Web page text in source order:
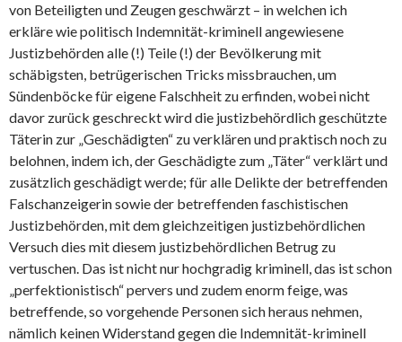
von Beteiligten und Zeugen geschwärzt – in welchen ich
erkläre wie politisch Indemnität-kriminell angewiesene
Justizbehörden alle (!) Teile (!) der Bevölkerung mit
schäbigsten, betrügerischen Tricks missbrauchen, um
Sündenböcke für eigene Falschheit zu erfinden, wobei nicht
davor zurück geschreckt wird die justizbehördlich geschützte
Täterin zur „Geschädigten“ zu verklären und praktisch noch zu
belohnen, indem ich, der Geschädigte zum „Täter“ verklärt und
zusätzlich geschädigt werde; für alle Delikte der betreffenden
Falschanzeigerin sowie der betreffenden faschistischen
Justizbehörden, mit dem gleichzeitigen justizbehördlichen
Versuch dies mit diesem justizbehördlichen Betrug zu
vertuschen. Das ist nicht nur hochgradig kriminell, das ist schon
„perfektionistisch“ pervers und zudem enorm feige, was
betreffende, so vorgehende Personen sich heraus nehmen,
nämlich keinen Widerstand gegen die Indemnität-kriminell